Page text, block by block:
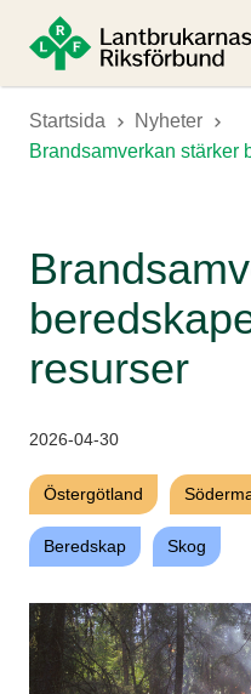
Startsida Nyheter
resurser
2026-04-30
Östergötland
Beredskap Skog